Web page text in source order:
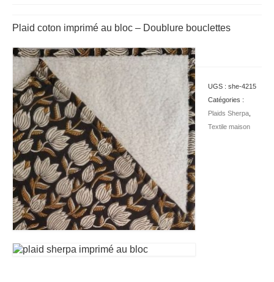
Plaid coton imprimé au bloc – Doublure bouclettes
UGS : she-4215
Catégories :
Plaids Sherpa
Textile maison